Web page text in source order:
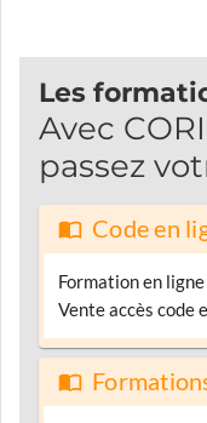
Les
Avec
passez
Code en
Formation en
Vente accès code